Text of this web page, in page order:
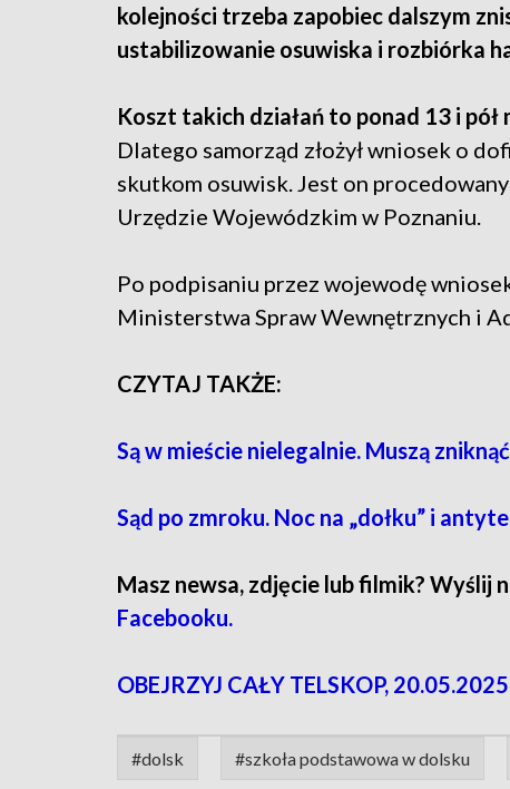
kolejności trzeba zapobiec dalszym
ustabilizowanie osuwiska i rozbiórka
Koszt takich działań to ponad 13 i
Dlatego samorząd złożył wniosek o
skutkom osuwisk. Jest on
Urzędzie Wojewódzkim w Poznaniu.
Po podpisaniu przez wojewodę
Ministerstwa Spraw Wewnętrznych i
CZYTAJ TAKŻE:
Są w mieście nielegalnie. Muszą
Sąd po zmroku. Noc na „dołku” i
Masz newsa, zdjęcie lub filmik? Wyślij
Facebooku.
OBEJRZYJ CAŁY TELSKOP,
#dolsk #szkoła podstawowa w dolsku